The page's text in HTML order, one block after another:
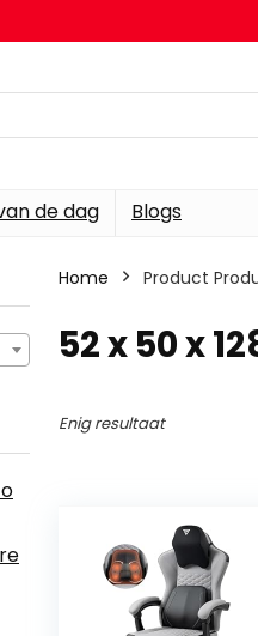
de dag Blogs
Home Product
‎52 x 50 x
Enig resultaat